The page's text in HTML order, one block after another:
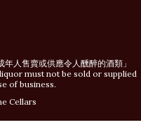
人售賣或供應令人醺醉的酒類」
must not be sold or supplied
of business.
Cellars